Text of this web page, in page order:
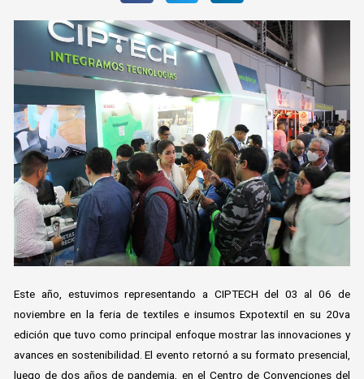
Este año, estuvimos representando a CIPTECH del 03 al 06 de
noviembre en la feria de textiles e insumos Expotextil en su 20va
edición que tuvo como principal enfoque mostrar las innovaciones y
avances en sostenibilidad. El evento retornó a su formato presencial,
luego de dos años de pandemia, en el Centro de Convenciones del